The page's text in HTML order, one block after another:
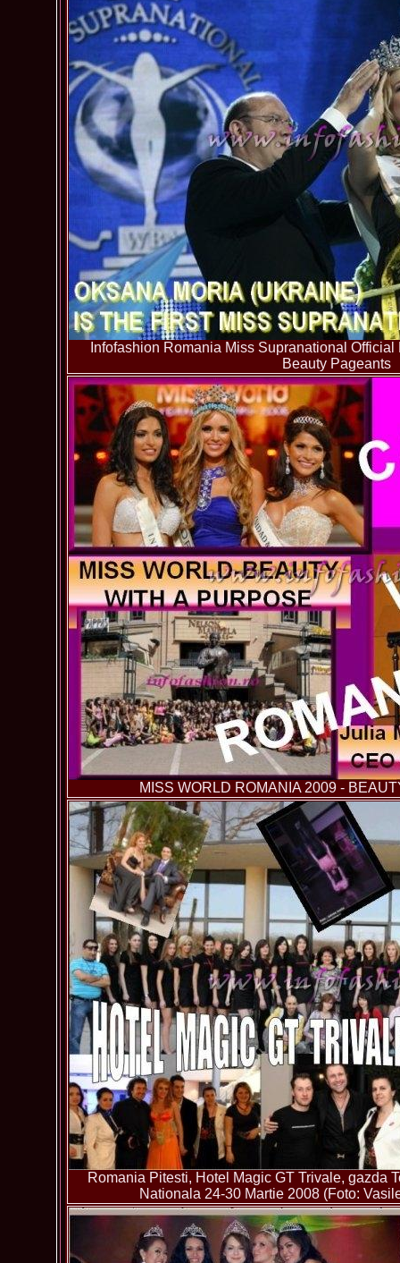
Infofashion Romania Miss Supranational
Beauty Pageants
MISS WORLD ROMANIA 2009 -
Romania Pitesti, Hotel Magic GT Trivale, gazda
Nationala 24-30 Martie 2008 (Foto: